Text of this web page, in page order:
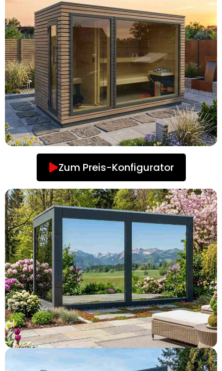
Zum Preis-Konfigurator